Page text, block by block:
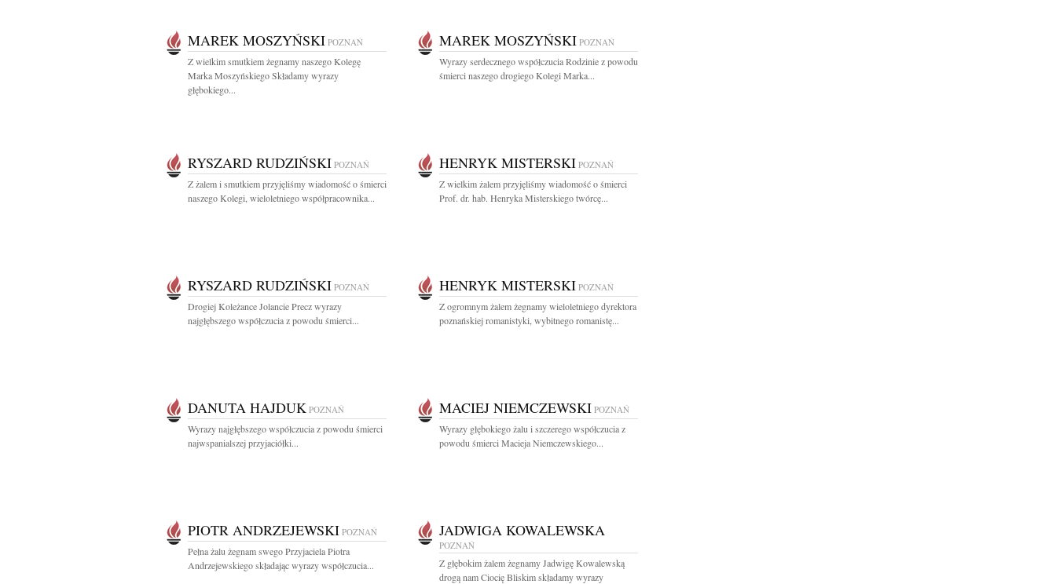
MAREK MOSZYŃSKI POZNAŃ
Z wielkim smutkiem żegnamy naszego Kolegę
Marka Moszyńskiego Składamy wyrazy
głębokiego...
MAREK MOSZYŃSKI POZNAŃ
Wyrazy serdecznego współczucia Rodzinie z powodu
śmierci naszego drogiego Kolegi Marka...
RYSZARD RUDZIŃSKI POZNAŃ
Z żalem i smutkiem przyjęliśmy wiadomość o śmierci
naszego Kolegi, wieloletniego współpracownika...
HENRYK MISTERSKI POZNAŃ
Z wielkim żalem przyjęliśmy wiadomość o śmierci
Prof. dr. hab. Henryka Misterskiego twórcę...
RYSZARD RUDZIŃSKI POZNAŃ
Drogiej Koleżance Jolancie Precz wyrazy
najgłębszego współczucia z powodu śmierci...
HENRYK MISTERSKI POZNAŃ
Z ogromnym żalem żegnamy wieloletniego dyrektora
poznańskiej romanistyki, wybitnego romanistę...
DANUTA HAJDUK POZNAŃ
Wyrazy najgłębszego współczucia z powodu śmierci
najwspanialszej przyjaciółki...
MACIEJ NIEMCZEWSKI POZNAŃ
Wyrazy głębokiego żalu i szczerego współczucia z
powodu śmierci Macieja Niemczewskiego...
PIOTR ANDRZEJEWSKI POZNAŃ
Pełna żalu żegnam swego Przyjaciela Piotra
Andrzejewskiego składając wyrazy współczucia...
JADWIGA KOWALEWSKA
POZNAŃ
Z głębokim żalem żegnamy Jadwigę Kowalewską
drogą nam Ciocię Bliskim składamy wyrazy